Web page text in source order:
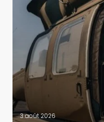
3 août 2026